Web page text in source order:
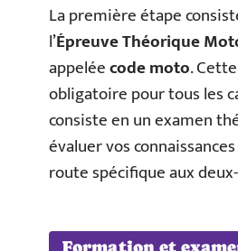
La première étape
l’Épreuve Théorique
appeléecode moto.
obligatoire pour tous les
consiste en un examen
évaluer vos
route spécifique aux
Formation et